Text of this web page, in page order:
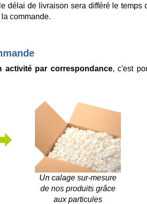
délai de livraison sera différé le
commande.
activité par correspondance, c'est
Un calage sur-mesure
de nos produits grâce
aux particules